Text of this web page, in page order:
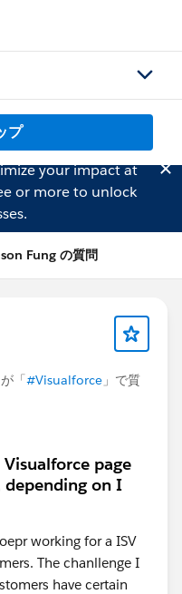
プ
your impact at
or more to unlock
Fung の質問
が「#Visualforce 」で質
page
on I
working for a ISV
The chanllenge I
have certain